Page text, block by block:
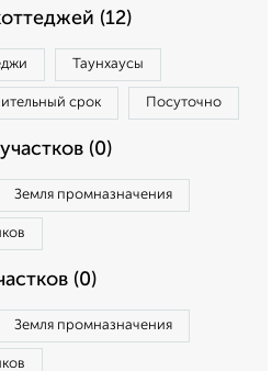
(12)
Таунхаусы
срок Посуточно
(0)
Земля промназначения
(0)
Земля промназначения